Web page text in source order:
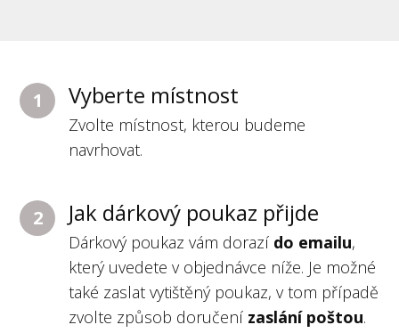
1 Vyberte místnost
Zvolte místnost, kterou budeme
navrhovat.
2 Jak dárkový poukaz přijde
Dárkový poukaz vám dorazí do emailu,
který uvedete v objednávce níže. Je možné
také zaslat vytištěný poukaz, v tom případě
zvolte způsob doručení zaslání poštou.